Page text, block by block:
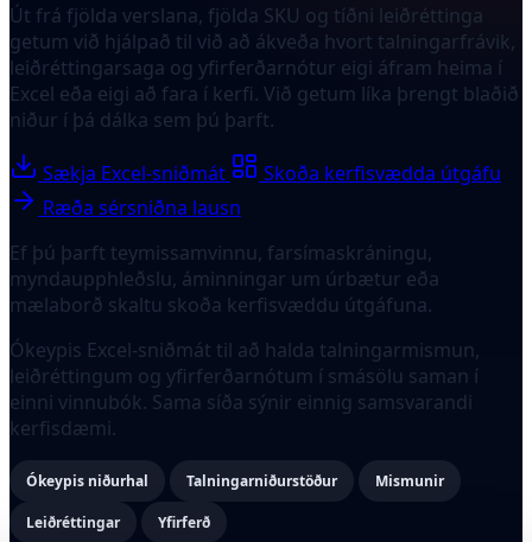
Út frá fjölda verslana, fjölda SKU og tíðni leiðréttinga
getum við hjálpað til við að ákveða hvort talningarfrávik,
leiðréttingarsaga og yfirferðarnótur eigi áfram heima í
Excel eða eigi að fara í kerfi. Við getum líka þrengt blaðið
niður í þá dálka sem þú þarft.
Sækja Excel-sniðmát
Skoða kerfisvædda útgáfu
Ræða sérsniðna lausn
Ef þú þarft teymissamvinnu, farsímaskráningu,
myndaupphleðslu, áminningar um úrbætur eða
mælaborð skaltu skoða kerfisvæddu útgáfuna.
Ókeypis Excel-sniðmát til að halda talningarmismun,
leiðréttingum og yfirferðarnótum í smásölu saman í
einni vinnubók. Sama síða sýnir einnig samsvarandi
kerfisdæmi.
Ókeypis niðurhal Talningarniðurstöður Mismunir
Leiðréttingar Yfirferð